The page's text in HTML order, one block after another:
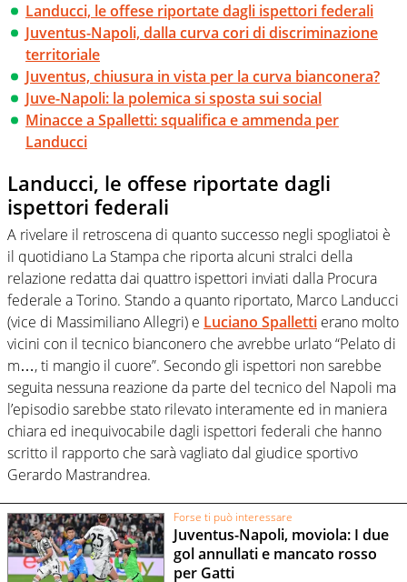
Landucci, le offese riportate dagli ispettori federali
Juventus-Napoli, dalla curva cori di discriminazione
territoriale
Juventus, chiusura in vista per la curva bianconera?
Juve-Napoli: la polemica si sposta sui social
Minacce a Spalletti: squalifica e ammenda per
Landucci
Landucci, le offese riportate dagli
ispettori federali
A rivelare il retroscena di quanto successo negli spogliatoi è
il quotidiano La Stampa che riporta alcuni stralci della
relazione redatta dai quattro ispettori inviati dalla Procura
federale a Torino. Stando a quanto riportato, Marco Landucci
(vice di Massimiliano Allegri) e Luciano Spalletti erano molto
vicini con il tecnico bianconero che avrebbe urlato “Pelato di
m…, ti mangio il cuore”. Secondo gli ispettori non sarebbe
seguita nessuna reazione da parte del tecnico del Napoli ma
l’episodio sarebbe stato rilevato interamente ed in maniera
chiara ed inequivocabile dagli ispettori federali che hanno
scritto il rapporto che sarà vagliato dal giudice sportivo
Gerardo Mastrandrea.
Forse ti può interessare
Juventus-Napoli, moviola: I due
gol annullati e mancato rosso
per Gatti